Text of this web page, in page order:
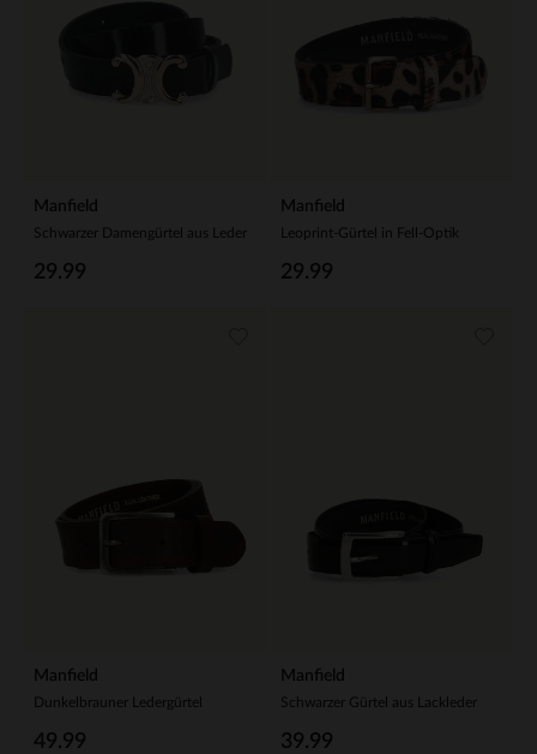
Manfield
Schwarzer Damengürtel aus Leder
29.99
Manfield
Leoprint-Gürtel in Fell-Optik
29.99
Manfield
Dunkelbrauner Ledergürtel
49.99
Manfield
Schwarzer Gürtel aus Lackleder
39.99